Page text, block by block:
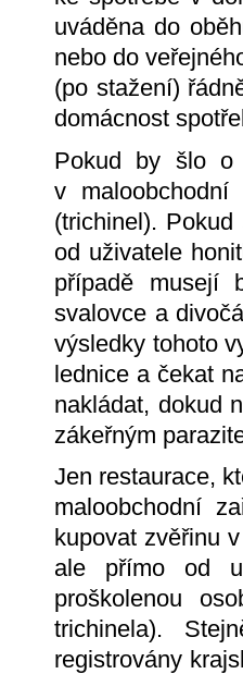
uváděna do
nebo do
(po stažení)
domácnost
Pokud by šlo o
v maloobchodní
(trichinel).
od uživatele
případě musejí
svalovce a
výsledky tohoto
lednice a čekat
nakládat, dokud
zákeřným
Jen restaurace,
maloobchodní
kupovat zvěřinu
ale přímo od
proškolenou
trichinela).
registrovány